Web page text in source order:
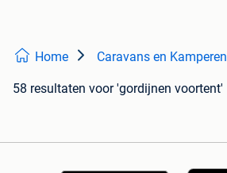
Home Caravans en Kamperen
58 resultaten voor 'gordijnen voortent'